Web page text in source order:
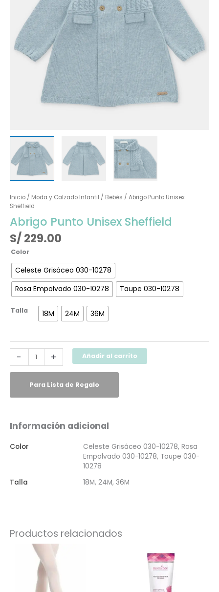
Inicio/ Moda y Calzado Infantil / Bebés / Abrigo Punto Unisex
Sheffield
Abrigo Punto Unisex Sheffield
S/229.00
Color
Celeste Grisáceo 030-10278
Rosa Empolvado 030-10278
Taupe 030-10278
Talla 18M 24M 36M
- + Añadir al carrito
Para Lista de Regalo
Información adicional
Color
Celeste Grisáceo 030-10278, Rosa
Empolvado 030-10278, Taupe 030-
10278
Talla
18M, 24M, 36M
Productos relacionados